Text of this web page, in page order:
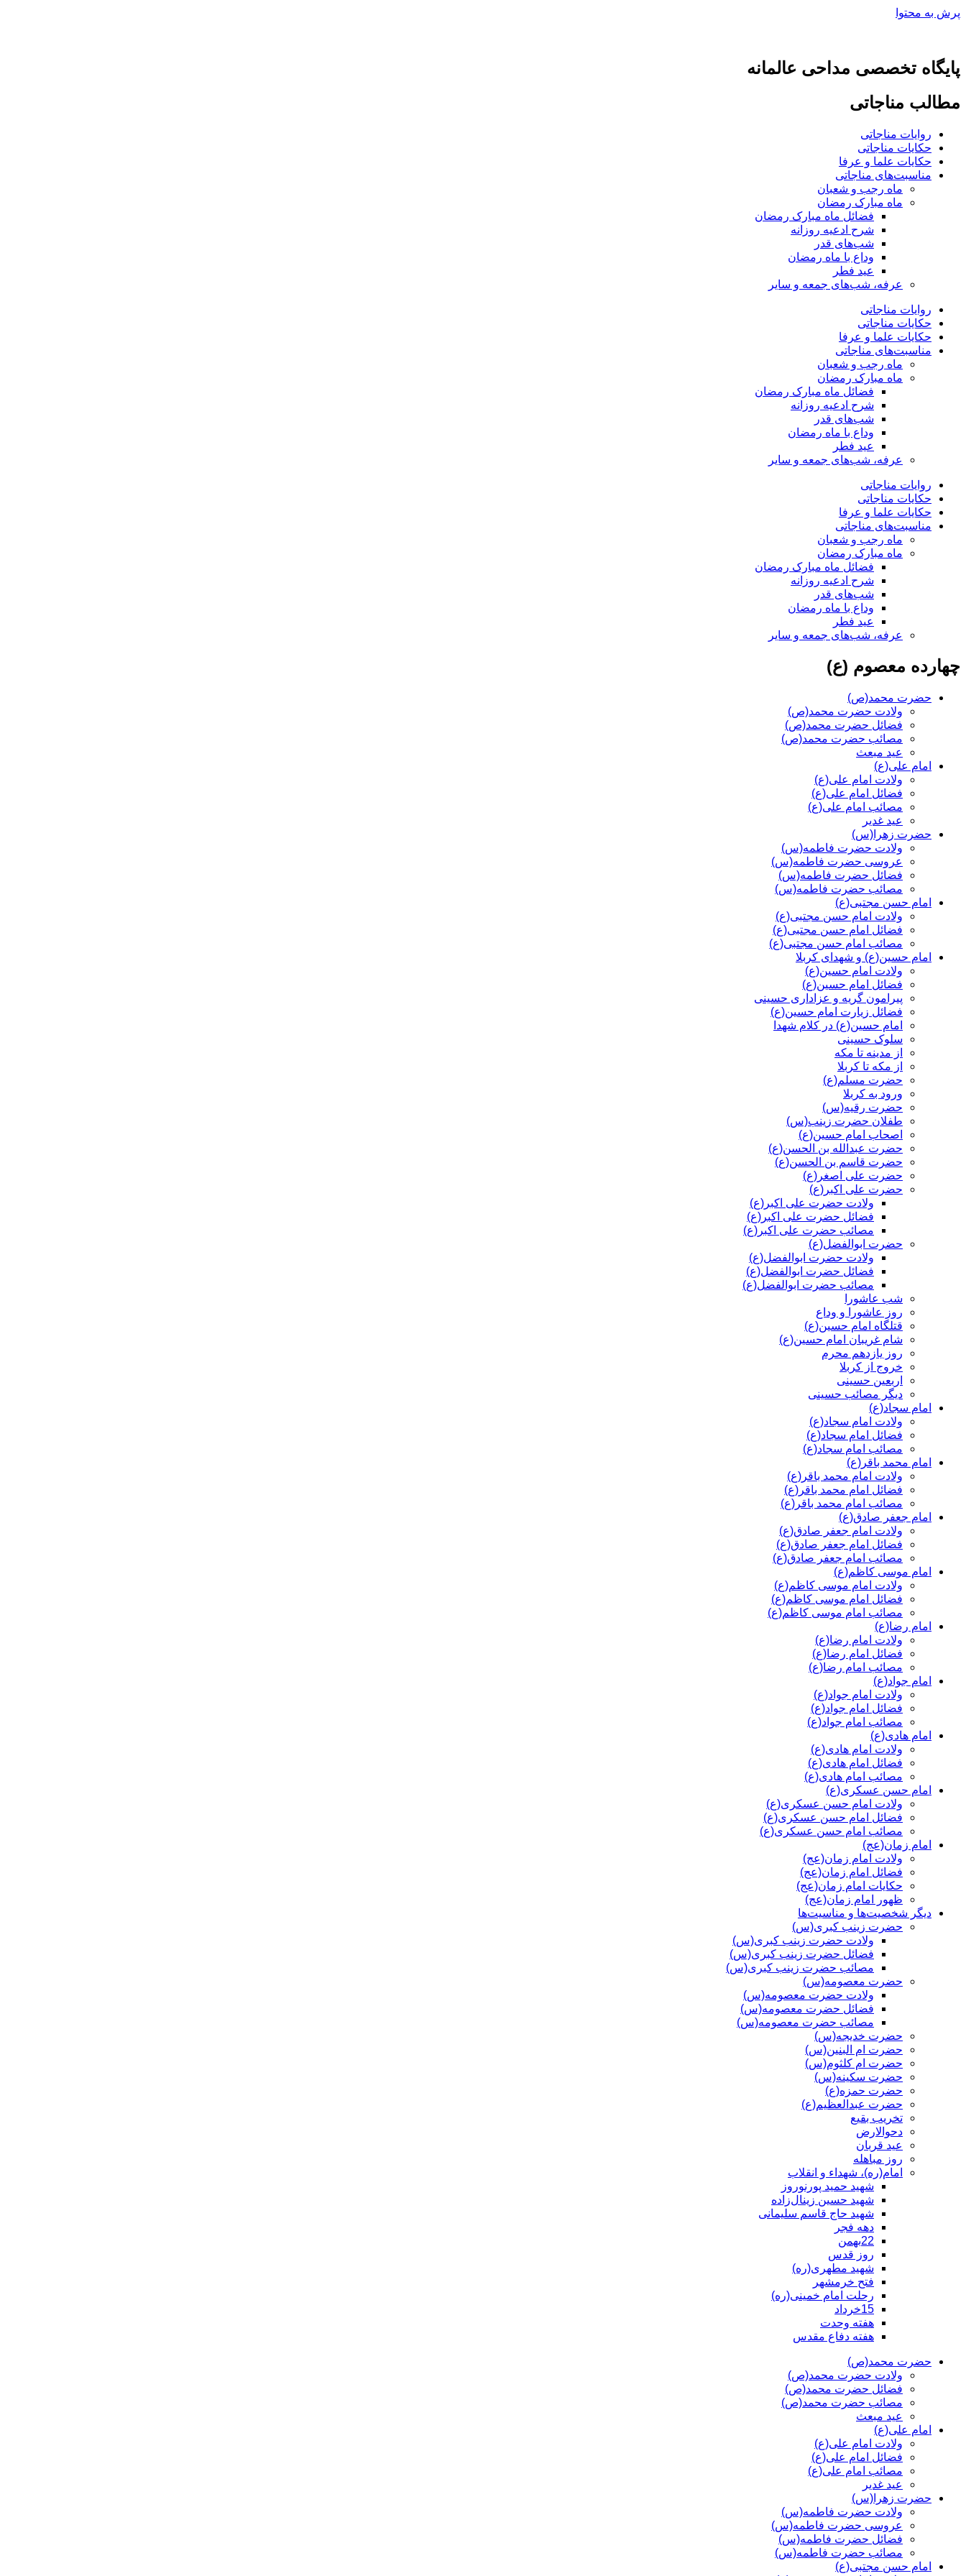
پرش به محتوا
پایگاه تخصصی مداحی عالمانه
مطالب مناجاتی
روایات مناجاتی
حکایات مناجاتی
حکایات علما و عرفا
مناسبت‌های مناجاتی
ماه رجب و شعبان
ماه مبارک رمضان
فضائل ماه مبارک رمضان
شرح ادعیه روزانه
شب‌های قدر
وداع با ماه رمضان
عید فطر
عرفه، شب‌های جمعه و سایر
روایات مناجاتی
حکایات مناجاتی
حکایات علما و عرفا
مناسبت‌های مناجاتی
ماه رجب و شعبان
ماه مبارک رمضان
فضائل ماه مبارک رمضان
شرح ادعیه روزانه
شب‌های قدر
وداع با ماه رمضان
عید فطر
عرفه، شب‌های جمعه و سایر
روایات مناجاتی
حکایات مناجاتی
حکایات علما و عرفا
مناسبت‌های مناجاتی
ماه رجب و شعبان
ماه مبارک رمضان
فضائل ماه مبارک رمضان
شرح ادعیه روزانه
شب‌های قدر
وداع با ماه رمضان
عید فطر
عرفه، شب‌های جمعه و سایر
چهارده معصوم (ع)
حضرت محمد(ص)
ولادت حضرت محمد(ص)
فضائل حضرت محمد(ص)
مصائب حضرت محمد(ص)
عید مبعث
امام علی(ع)
ولادت امام علی(ع)
فضائل امام علی(ع)
مصائب امام علی(ع)
عید غدیر
حضرت زهرا(س)
ولادت حضرت فاطمه(س)
عروسی حضرت فاطمه(س)
فضائل حضرت فاطمه(س)
مصائب حضرت فاطمه(س)
امام حسن مجتبی(ع)
ولادت امام حسن مجتبی(ع)
فضائل امام حسن مجتبی(ع)
مصائب امام حسن مجتبی(ع)
امام حسین(ع) و شهدای کربلا
ولادت امام حسین(ع)
فضائل امام حسین(ع)
پیرامون گریه و عزاداری حسینی
فضائل زیارت امام حسین(ع)
امام حسین(ع) در کلام شهدا
سلوک حسینی
از مدینه تا مکه
از مکه تا کربلا
حضرت مسلم(ع)
ورود به کربلا
حضرت رقیه(س)
طفلان حضرت زینب(س)
اصحاب امام حسین(ع)
حضرت عبدالله بن الحسن(ع)
حضرت قاسم بن الحسن(ع)
حضرت علی اصغر(ع)
حضرت علی اکبر(ع)
ولادت حضرت علی اکبر(ع)
فضائل حضرت علی اکبر(ع)
مصائب حضرت علی اکبر(ع)
حضرت ابوالفضل(ع)
ولادت حضرت ابوالفضل(ع)
فضائل حضرت ابوالفضل(ع)
مصائب حضرت ابوالفضل(ع)
شب عاشورا
روز عاشورا و وداع
قتلگاه امام حسین(ع)
شام غریبان امام حسین(ع)
روز یازدهم محرم
خروج از کربلا
اربعین حسینی
دیگر مصائب حسینی
امام سجاد(ع)
ولادت امام سجاد(ع)
فضائل امام سجاد(ع)
مصائب امام سجاد(ع)
امام محمد باقر(ع)
ولادت امام محمد باقر(ع)
فضائل امام محمد باقر(ع)
مصائب امام محمد باقر(ع)
امام جعفر صادق(ع)
ولادت امام جعفر صادق(ع)
فضائل امام جعفر صادق(ع)
مصائب امام جعفر صادق(ع)
امام موسی کاظم(ع)
ولادت امام موسی کاظم(ع)
فضائل امام موسی کاظم(ع)
مصائب امام موسی کاظم(ع)
امام رضا(ع)
ولادت امام رضا(ع)
فضائل امام رضا(ع)
مصائب امام رضا(ع)
امام جواد(ع)
ولادت امام جواد(ع)
فضائل امام جواد(ع)
مصائب امام جواد(ع)
امام هادی(ع)
ولادت امام هادی(ع)
فضائل امام هادی(ع)
مصائب امام هادی(ع)
امام حسن عسکری(ع)
ولادت امام حسن عسکری(ع)
فضائل امام حسن عسکری(ع)
مصائب امام حسن عسکری(ع)
امام زمان(عج)
ولادت امام زمان(عج)
فضائل امام زمان(عج)
حکایات امام زمان(عج)
ظهور امام زمان(عج)
دیگر شخصیت‌ها و مناسیت‌ها
حضرت زینب کبری(س)
ولادت حضرت زینب کبری(س)
فضائل حضرت زینب کبری(س)
مصائب حضرت زینب کبری(س)
حضرت معصومه(س)
ولادت حضرت معصومه(س)
فضائل حضرت معصومه(س)
مصائب حضرت معصومه(س)
حضرت خدیجه(س)
حضرت ام البنین(س)
حضرت ام کلثوم(س)
حضرت سکینه(س)
حضرت حمزه(ع)
حضرت عبدالعظیم(ع)
تخریب بقیع
دحوالارض
عید قربان
روز مباهله
امام(ره)، شهداء و انقلاب
شهید حمید پورنوروز
شهید حسین زینال‌زاده
شهید حاج قاسم سلیمانی
دهه فجر
22بهمن
روز قدس
شهید مطهری(ره)
فتح خرمشهر
رحلت امام خمینی(ره)
15خرداد
هفته وحدت
هفته دفاع مقدس
حضرت محمد(ص)
ولادت حضرت محمد(ص)
فضائل حضرت محمد(ص)
مصائب حضرت محمد(ص)
عید مبعث
امام علی(ع)
ولادت امام علی(ع)
فضائل امام علی(ع)
مصائب امام علی(ع)
عید غدیر
حضرت زهرا(س)
ولادت حضرت فاطمه(س)
عروسی حضرت فاطمه(س)
فضائل حضرت فاطمه(س)
مصائب حضرت فاطمه(س)
امام حسن مجتبی(ع)